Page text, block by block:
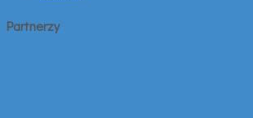
Partnerzy